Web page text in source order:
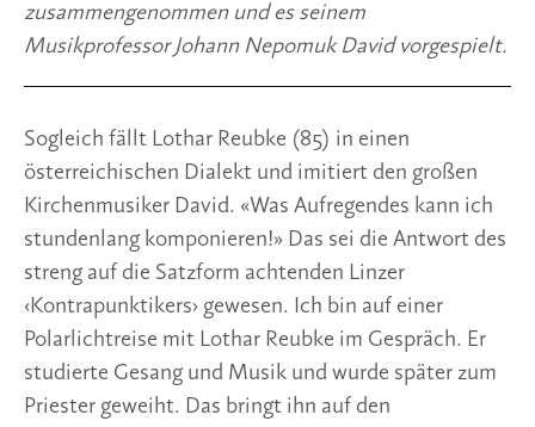
zusammengenommen und es seinem
Musikprofessor Johann Nepomuk David vorgespielt.
Sogleich fällt Lothar Reubke (85) in einen
österreichischen Dialekt und imitiert den großen
Kirchenmusiker David. «Was Aufregendes kann ich
stundenlang komponieren!» Das sei die Antwort des
streng auf die Satzform achtenden Linzer
‹Kontrapunktikers› gewesen. Ich bin auf einer
Polarlichtreise mit Lothar Reubke im Gespräch. Er
studierte Gesang und Musik und wurde später zum
Priester geweiht. Das bringt ihn auf den